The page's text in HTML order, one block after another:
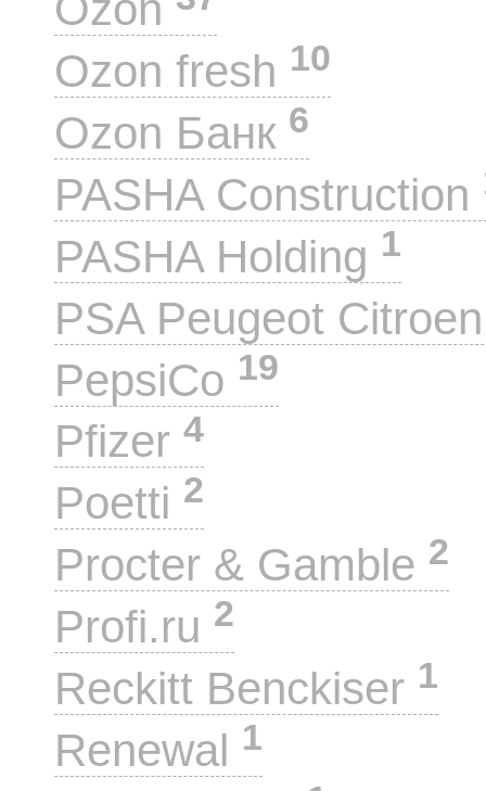
Ozon fresh 10
Ozon Банк 6
PASHA Construction
PASHA Holding 1
PSA Peugeot
PepsiCo 19
Pfizer 4
Poetti 2
Procter & Gamble 2
Profi.ru 2
Reckitt Benckiser 1
Renewal 1